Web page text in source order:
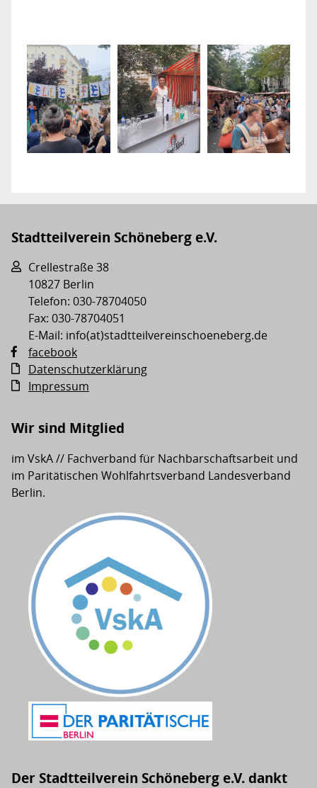
Stadtteilverein Schöneberg e.V.
Crellestraße 38
10827 Berlin
Telefon: 030-78704050
Fax: 030-78704051
E-Mail: info(at)stadtteilvereinschoeneberg.de
facebook
Datenschutzerklärung
Impressum
Wir sind Mitglied
im VskA // Fachverband für Nachbarschaftsarbeit und
im Paritätischen Wohlfahrtsverband Landesverband
Berlin.
Der Stadtteilverein Schöneberg e.V. dankt